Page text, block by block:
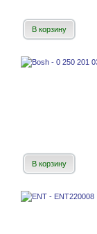
В корзину
В корзину